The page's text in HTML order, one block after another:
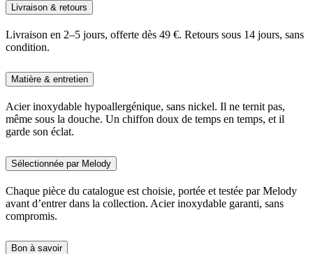
Livraison & retours
Livraison en 2–5 jours, offerte dès 49 €. Retours sous 14 jours, sans
condition.
Matière & entretien
Acier inoxydable hypoallergénique, sans nickel. Il ne ternit pas,
même sous la douche. Un chiffon doux de temps en temps, et il
garde son éclat.
Sélectionnée par Melody
Chaque pièce du catalogue est choisie, portée et testée par Melody
avant d’entrer dans la collection. Acier inoxydable garanti, sans
compromis.
Bon à savoir